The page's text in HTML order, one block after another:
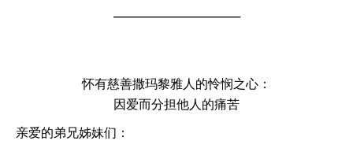
怀有慈善撒玛黎雅人的怜悯之心：
因爱而分担他人的痛苦
亲爱的弟兄姊妹们：